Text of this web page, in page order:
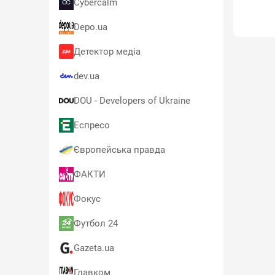
Cybercalm
Depo.ua
Детектор медіа
dev.ua
DOU - Developers of Ukraine
Еспресо
Європейська правда
ФАКТИ
Фокус
Футбол 24
Gazeta.ua
Главком